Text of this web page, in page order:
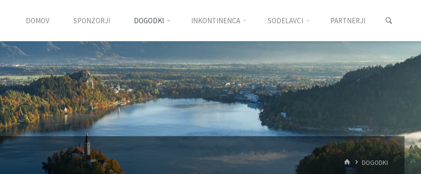
DOMOV SPONZORJI DOGODKI INKONTINENCA SODELAVCI PARTNERJI
DOGODKI